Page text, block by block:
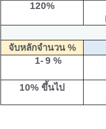
120%
จับหลักจำนวน %
1- 9 %
10% ขึ้นไป